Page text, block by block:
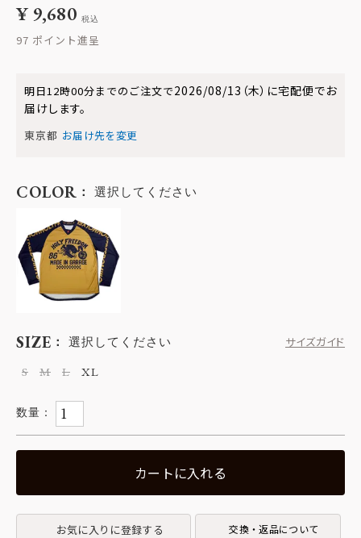
¥9,680 税込
97
明日12時00分までのご注文で2026/08/13（木） に宅配便でお
届けします。
東京都 お届け先を変更
SIZE 選択してください
サイズガイド
S
M L XL
COLOR 選択してください
カートに入れる
お気に入りに登録する 交換・返品について